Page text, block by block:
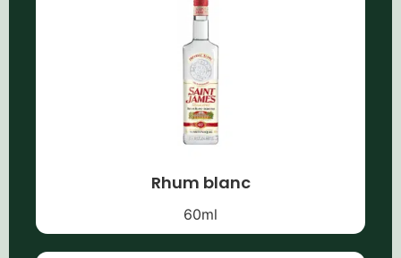
Rhum blanc
60ml